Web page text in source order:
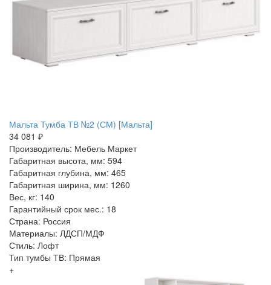
Мальта Тумба ТВ №2 (СМ) [Мальта]
34 081 ₽
Производитель: Мебель Маркет
Габаритная высота, мм: 594
Габаритная глубина, мм: 465
Габаритная ширина, мм: 1260
Вес, кг: 140
Гарантийный срок мес.: 18
Страна: Россия
Материалы: ЛДСП/МДФ
Стиль: Лофт
Тип тумбы ТВ: Прямая
+